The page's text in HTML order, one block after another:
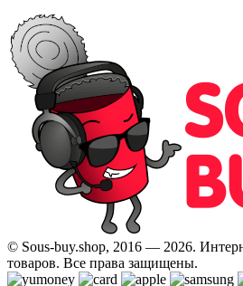
© Sous-buy.shop, 2016 — 2026.
товаров. Все права защищены.